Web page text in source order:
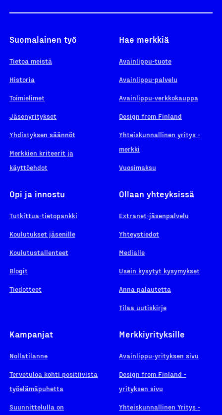
Suomalainen työ
Tietoa meistä
Historia
Toimielimet
Jäsenyritykset
Yhdistyksen säännöt
Merkkien kriteerit ja
käyttöehdot
Hae merkkiä
Avainlippu-tuote
Avainlippu-palvelu
Avainlippu-verkkokauppa
Design from Finland
Yhteiskunnallinen yritys -
merkki
Vuosimaksu
Opi ja innostu
Tutkittua-tietopankki
Koulutukset jäsenille
Koulutustallenteet
Blogit
Tiedotteet
Ollaan yhteyksissä
Extranet-jäsenpalvelu
Yhteystiedot
Medialle
Usein kysytyt kysymykset
Anna palautetta
Tilaa uutiskirje
Kampanjat
Nollatilanne
Tervetuloa kohti positiivista
työelämäpuhetta
Suunnittelulla on
Merkkiyrityksille
Avainlippu-yrityksen sivu
Design from Finland -
yrityksen sivu
Yhteiskunnallinen Yritys -